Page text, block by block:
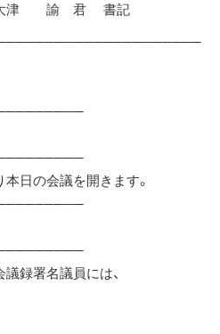
津 諭 君 書記
日の会議を開きます。
録署名議員には、